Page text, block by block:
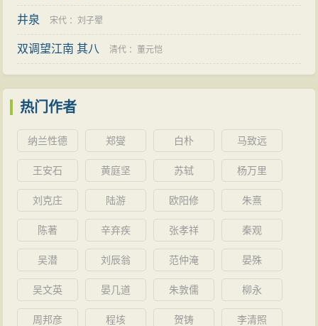
井泉 宋代 ：刘子翚
双调望江南 其八 清代 ： 董元恺
热门作者
纳兰性德 郑燮 白朴 马致远
王安石 黄庭坚 苏轼 杨万里
刘克庄 陆游 欧阳修 朱熹
陈著 辛弃疾 张孝祥 秦观
吴潜 刘辰翁 范仲淹 晏殊
吴文英 晏几道 朱敦儒 柳永
周邦彦 程垓 贺铸 李清照